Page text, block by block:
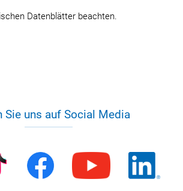
Datenblätter beachten.
Sie uns auf Social Media